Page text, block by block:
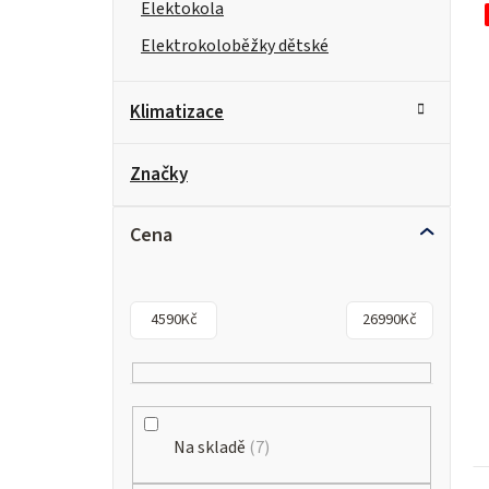
Elektokola
Elektrokoloběžky dětské
Klimatizace
Značky
Cena
4590Kč 26990Kč
Na skladě 7